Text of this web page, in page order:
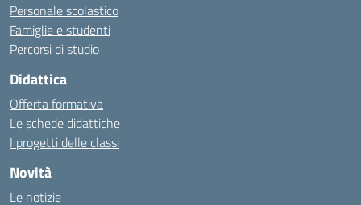
Personale scolastico
Famiglie e studenti
Percorsi di studio
Didattica
Offerta formativa
Le schede didattiche
I progetti delle classi
Novità
Le notizie